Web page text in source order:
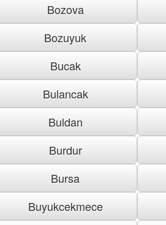
Bozova
Bozuyuk
Bucak
Bulancak
Buldan
Burdur
Bursa
Buyukcekmece